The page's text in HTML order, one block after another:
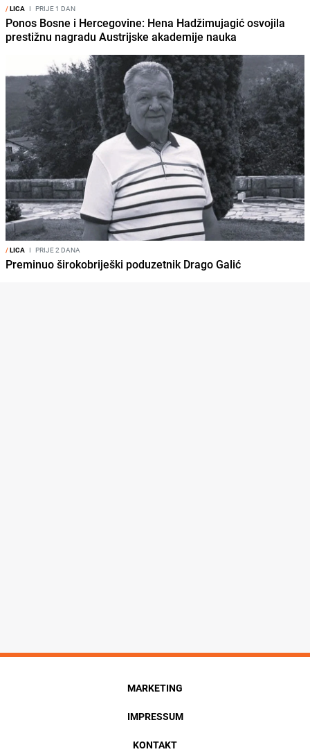
/LICA I PRIJE 1 DAN
Ponos Bosne i Hercegovine: Hena Hadžimujagić osvojila
prestižnu nagradu Austrijske akademije nauka
/LICA I PRIJE 2 DANA
Preminuo širokobriješki poduzetnik Drago Galić
MARKETING
IMPRESSUM
KONTAKT